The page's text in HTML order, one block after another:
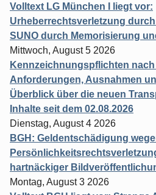
Volltext LG München I liegt vor:
Urheberrechtsverletzung
SUNO durch Memorisierung
Mittwoch, August 5 2026
Kennzeichnungspflichten nach
Anforderungen, Ausnahmen
Überblick über die neuen
Inhalte seit dem 02.08.2026
Dienstag, August 4 2026
BGH: Geldentschädigung
hartnäckiger
Montag, August 3 2026